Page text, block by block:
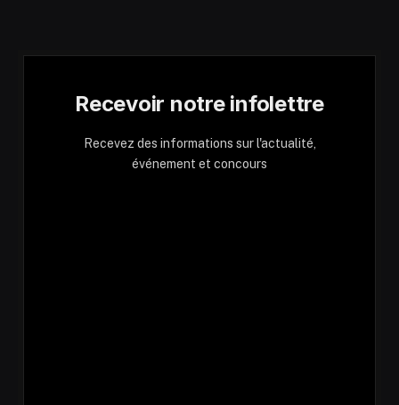
Recevoir notre infolettre
Recevez des informations sur l'actualité,
événement et concours